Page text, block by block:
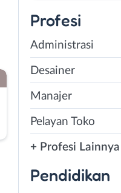
Profesi
Administrasi
Desainer
Manajer
Pelayan Toko
+ Profesi Lainnya
Pendidikan